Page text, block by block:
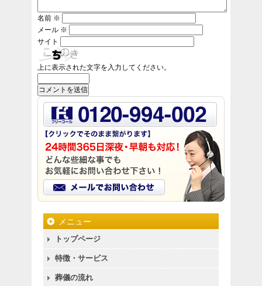
名前 ※
メール ※
サイト
上に表示された文字を入力してください。
メニュー
トップページ
特徴・サービス
葬儀の流れ